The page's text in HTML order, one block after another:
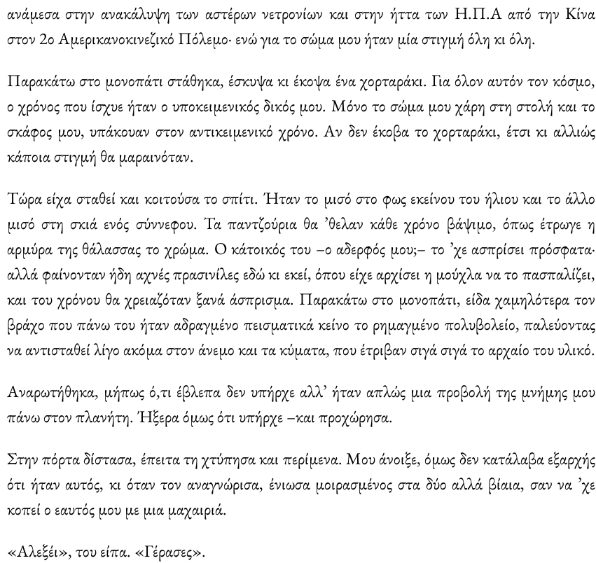
ανάμεσα στην ανακάλυψη των αστέρων νετρονίων και στην ήττα των Η.Π.Α από την Κίνα
στον 2ο Αμερικανοκινεζικό Πόλεμο· ενώ για το σώμα μου ήταν μία στιγμή όλη κι όλη.
Παρακάτω στο μονοπάτι στάθηκα, έσκυψα κι έκοψα ένα χορταράκι. Για όλον αυτόν τον κόσμο,
ο χρόνος που ίσχυε ήταν ο υποκειμενικός δικός μου. Μόνο το σώμα μου χάρη στη στολή και το
σκάφος μου, υπάκουαν στον αντικειμενικό χρόνο. Αν δεν έκοβα το χορταράκι, έτσι κι αλλιώς
κάποια στιγμή θα μαραινόταν.
Τώρα είχα σταθεί και κοιτούσα το σπίτι. Ήταν το μισό στο φως εκείνου του ήλιου και το άλλο
μισό στη σκιά ενός σύννεφου. Τα παντζούρια θα ’θελαν κάθε χρόνο βάψιμο, όπως έτρωγε η
αρμύρα της θάλασσας το χρώμα. Ο κάτοικός του –ο αδερφός μου;– το ’χε ασπρίσει πρόσφατα·
αλλά φαίνονταν ήδη αχνές πρασινίλες εδώ κι εκεί, όπου είχε αρχίσει η μούχλα να το πασπαλίζει,
και του χρόνου θα χρειαζόταν ξανά άσπρισμα. Παρακάτω στο μονοπάτι, είδα χαμηλότερα τον
βράχο που πάνω του ήταν αδραγμένο πεισματικά κείνο το ρημαγμένο πολυβολείο, παλεύοντας
να αντισταθεί λίγο ακόμα στον άνεμο και τα κύματα, που έτριβαν σιγά σιγά το αρχαίο του υλικό.
Αναρωτήθηκα, μήπως ό,τι έβλεπα δεν υπήρχε αλλ’ ήταν απλώς μια προβολή της μνήμης μου
πάνω στον πλανήτη. Ήξερα όμως ότι υπήρχε –και προχώρησα.
Στην πόρτα δίστασα, έπειτα τη χτύπησα και περίμενα. Μου άνοιξε, όμως δεν κατάλαβα εξαρχής
ότι ήταν αυτός, κι όταν τον αναγνώρισα, ένιωσα μοιρασμένος στα δύο αλλά βίαια, σαν να ’χε
κοπεί ο εαυτός μου με μια μαχαιριά.
«Αλεξέι», του είπα. «Γέρασες».